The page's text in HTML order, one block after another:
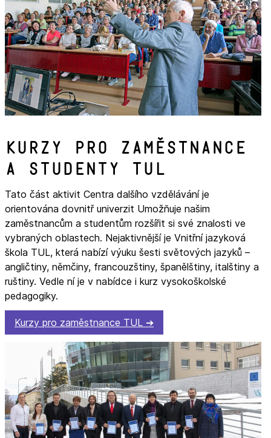
Kurzy pro zaměstnance
a studenty TUL
Tato část aktivit Centra dalšího vzdělávání je
orientována dovnitř univerzit Umožňuje našim
zaměstnancům a studentům rozšířit si své znalosti ve
vybraných oblastech. Nejaktivnější je Vnitřní jazyková
škola TUL, která nabízí výuku šesti světových jazyků –
angličtiny, němčiny, francouzštiny, španělštiny, italštiny a
ruštiny. Vedle ní je v nabídce i kurz vysokoškolské
pedagogiky.
Kurzy pro zaměstnance TUL